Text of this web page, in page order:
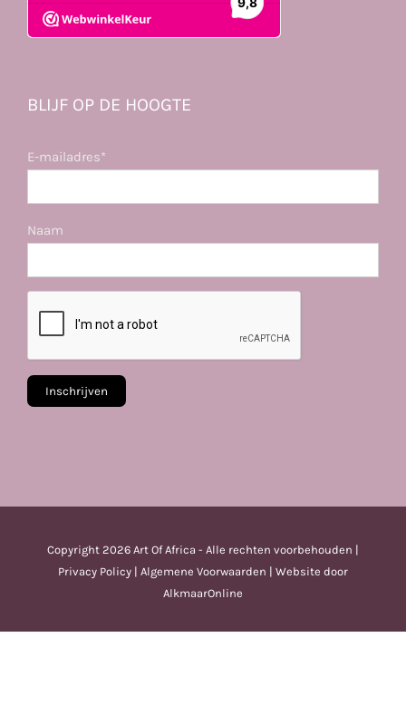
BLIJF OP DE HOOGTE
E-mailadres*
Naam
Copyright 2026 Art Of Africa - Alle rechten voorbehouden |
Privacy Policy | Algemene Voorwaarden | Website door
AlkmaarOnline